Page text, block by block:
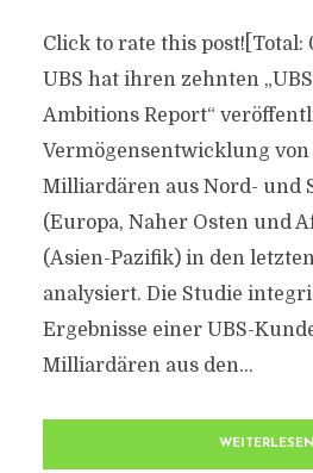
Click to rate this post![Total:
UBS hat ihren zehnten
Ambitions Report“
Vermögensentwicklung von
Milliardären aus Nord- und
(Europa, Naher Osten und
(Asien-Pazifik) in den
analysiert. Die Studie
Ergebnisse einer UBS-
Milliardären aus den...
WEITERLESEN